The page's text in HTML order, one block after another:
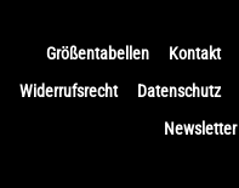
Größentabellen Kontakt
Widerrufsrecht
Datenschutz
Newsletter